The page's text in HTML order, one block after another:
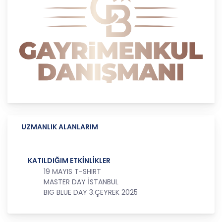
kişisel veriler işlenmeden önce veri sahiplerinin
bilgisine sunmakla yükümlüdür. Kişisel veriler
belirtilen meşru ve hukuka uygun amaçlar
dışında işlenmeyecektir..
4. İşlendikleri Amaçla Bağlantılı, Sınırlı ve Ölçülü
Danışmanlık Hizmetleri A.Ş.; kişisel verileri
gerçekleştirilmesi ile ilgili olmayan veya ihtiyaç
duyulmayan kişisel verilerin işlenmesinden
5. İlgili Mevzuatta Öngörülen veya İşlendikleri
Amaç İçin Gerekli Olan Süre Kadar Muhafaza
UZMANLIK ALANLARIM
KATILDIĞIM ETKİNLİKLER
19 MAYIS T-SHIRT
MASTER DAY İSTANBUL
BIG BLUE DAY 3.ÇEYREK 2025